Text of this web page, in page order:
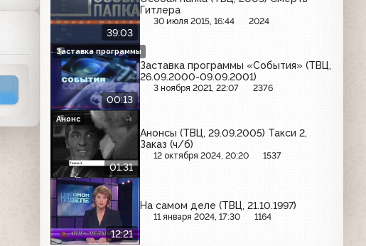
39:03
Гитлера
30 июля 2015, 16:44 2024
00:13
Заставка программы «События» (ТВЦ,
26.09.2000-09.09.2001)
3 ноября 2021, 22:07 2376
Заставка программы
01:31
Анонсы (ТВЦ, 29.09.2005) Такси 2,
Заказ (ч/б)
12 октября 2024, 20:20 1537
Анонс
12:21
На самом деле (ТВЦ, 21.10.1997)
11 января 2024, 17:30 1164